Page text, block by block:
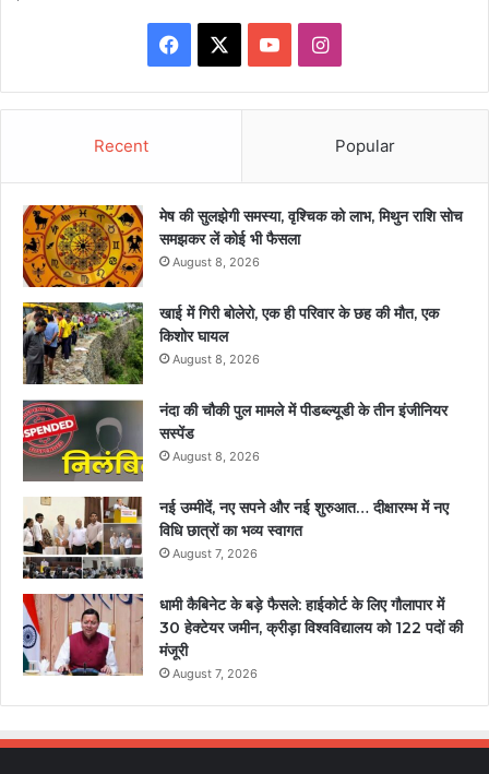
Facebook YouTubeInstagram
Recent Popular
मेष की सुलझेगी समस्या, वृश्चिक को लाभ, मिथुन राशि सोच
समझकर लें कोई भी फैसला
August 8, 2026
खाई में गिरी बोलेरो, एक ही परिवार के छह की मौत, एक
किशोर घायल
August 8, 2026
नंदा की चौकी पुल मामले में पीडब्ल्यूडी के तीन इंजीनियर
सस्पेंड
August 8, 2026
नई उम्मीदें, नए सपने और नई शुरुआत… दीक्षारम्भ में नए
विधि छात्रों का भव्य स्वागत
August 7, 2026
धामी कैबिनेट के बड़े फैसले: हाईकोर्ट के लिए गौलापार में
30 हेक्टेयर जमीन, क्रीड़ा विश्वविद्यालय को 122 पदों की
मंजूरी
August 7, 2026